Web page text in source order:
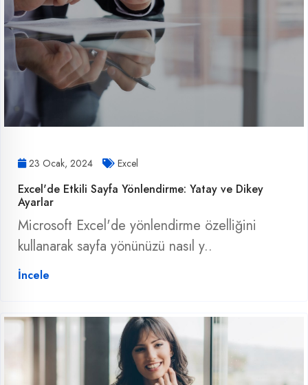
23 Ocak, 2024 Excel
Excel'de Etkili Sayfa Yönlendirme: Yatay ve Dikey
Ayarlar
Microsoft Excel'de yönlendirme özelliğini
kullanarak sayfa yönünüzü nasıl y..
İncele